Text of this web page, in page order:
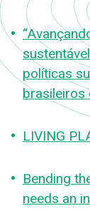
políticas
brasileiros
LIVING
Bending
needs an